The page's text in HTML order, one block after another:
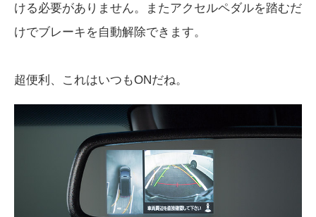
ける必要がありません。またアクセルペダルを踏むだ
けでブレーキを自動解除できます。
超便利、これはいつもONだね。